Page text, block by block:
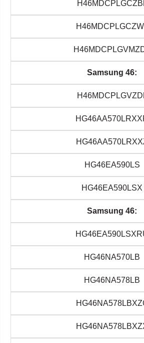
Samsung 46:
HG46EA590LS
HG46EA590LSX
Samsung 46:
HG46NA570LB
HG46NA578LB